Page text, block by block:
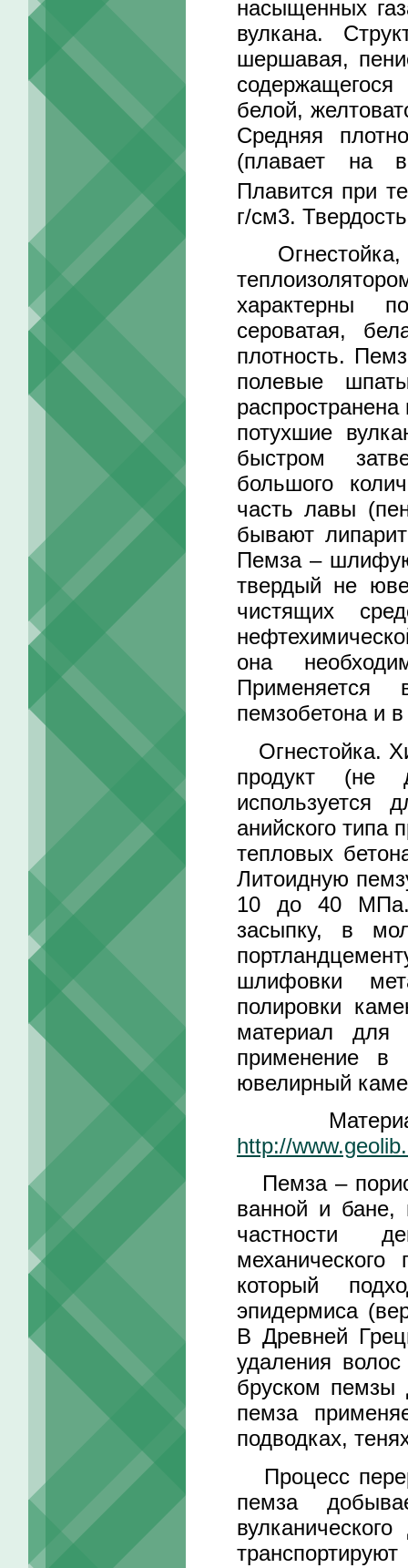
насыщенных
вулкана.
шершавая,
белой,
Средняя
(плавает на
Плавится при
г/см3.
Огнестойка,
характерны
сероватая,
плотность.
полевые
потухшие
быстром
большого
часть лавы
бывают
Пемза –
твердый не
чистящих
она
Применяется
пемзобетона и
Огнестойка.
продукт (не
используется
анийского типа
тепловых
Литоидную
10 до 40 МПа.
засыпку, в
шлифовки
полировки
материал для
применение
ювелирный
Материал
http://
Пемза –
ванной и бане,
частности
который
эпидермиса
В Древней
удаления
бруском пемзы
пемза
подводках,
Процесс
пемза